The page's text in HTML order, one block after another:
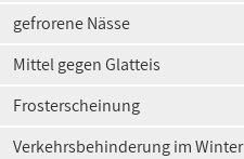
gefrorene Nässe
Mittel gegen Glatteis
Frosterscheinung
Verkehrsbehinderung im Winter